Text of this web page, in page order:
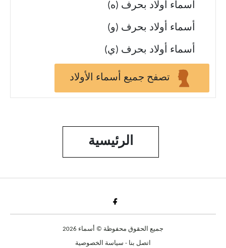
أسماء أولاد بحرف (ه)
أسماء أولاد بحرف (و)
أسماء أولاد بحرف (ي)
تصفح جميع أسماء الأولاد
الرئيسية
Fac
جميع الحقوق محفوظة © أسماء 2026
اتصل بنا - سياسة الخصوصية